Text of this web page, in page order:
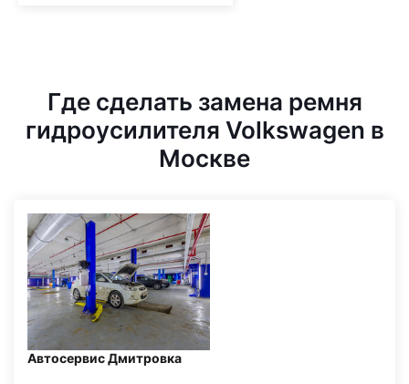
Где сделать замена ремня
гидроусилителя Volkswagen в
Москве
Автосервис Дмитровка